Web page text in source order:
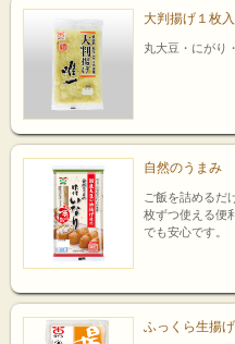
大判揚げ１枚入
丸大豆・にがり
自然のうま
ご飯を詰めるだ
枚ずつ使える便
でも安心です。
ふっくら生揚